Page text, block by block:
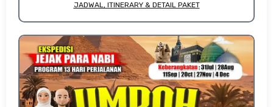
JADWAL, ITINERARY & DETAIL PAKET